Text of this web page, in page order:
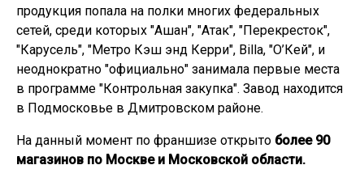
продукция попала на полки многих федеральных
сетей, среди которых "Ашан", "Атак", "Перекресток",
"Карусель", "Метро Кэш энд Керри", Billa, "О’Кей", и
неоднократно "официально" занимала первые места
в программе "Контрольная закупка". Завод находится
в Подмосковье в Дмитровском районе.
На данный момент по франшизе открыто более 90
магазинов по Москве и Московской области.